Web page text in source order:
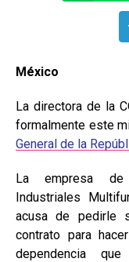
México
La directora de la
formalmente este
General de la
La empresa de
Industriales
acusa de pedirle
contrato para
dependencia